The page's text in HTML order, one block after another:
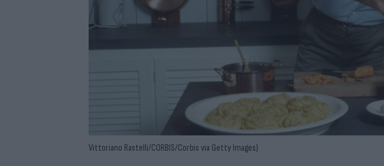
Vittoriano Rastelli/CORBIS/Corbis via Getty Images)